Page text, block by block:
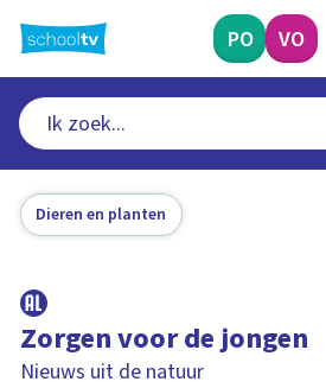
naar
hoofdinhoud
PO VO
Dieren en planten
Zorgen voor de jongen
Nieuws uit de natuur